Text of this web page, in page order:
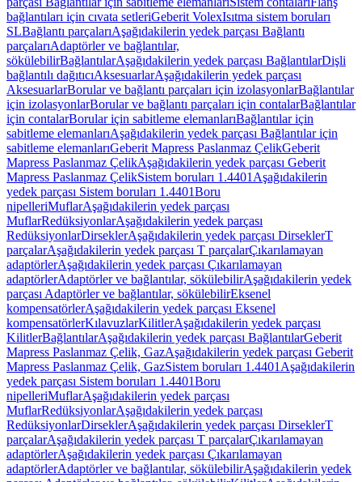
bağlantıları için cıvata setleriGeberit VolexIsıtma sistem boruları
SLBağlantı parçalarıAşağıdakilerin yedek parçası Bağlantı
parçalarıAdaptörler ve bağlantılar,
sökülebilirBağlantılarAşağıdakilerin yedek parçası BağlantılarDişli
bağlantılı dağıtıcıAksesuarlarAşağıdakilerin yedek parçası
AksesuarlarBorular ve bağlantı parçaları için izolasyonlarBağlantılar
için izolasyonlarBorular ve bağlantı parçaları için contalarBağlantılar
için contalarBorular için sabitleme elemanlarıBağlantılar için
sabitleme elemanlarıAşağıdakilerin yedek parçası Bağlantılar için
sabitleme elemanlarıGeberit Mapress Paslanmaz ÇelikGeberit
Mapress Paslanmaz ÇelikAşağıdakilerin yedek parçası Geberit
Mapress Paslanmaz ÇelikSistem boruları 1.4401 Aşağıdakilerin
yedek parçası Sistem boruları 1.4401Boru
nipelleriMuflarAşağıdakilerin yedek parçası
MuflarRedüksiyonlarAşağıdakilerin yedek parçası
RedüksiyonlarDirseklerAşağıdakilerin yedek parçası DirseklerT
parçalarAşağıdakilerin yedek parçası T parçalarÇıkarılamayan
adaptörlerAşağıdakilerin yedek parçası Çıkarılamayan
adaptörlerAdaptörler ve bağlantılar, sökülebilirAşağıdakilerin yedek
parçası Adaptörler ve bağlantılar, sökülebilirEksenel
kompensatörlerAşağıdakilerin yedek parçası Eksenel
kompensatörlerKılavuzlarKilitlerAşağıdakilerin yedek parçası
KilitlerBağlantılarAşağıdakilerin yedek parçası BağlantılarGeberit
Mapress Paslanmaz Çelik, GazAşağıdakilerin yedek parçası Geberit
Mapress Paslanmaz Çelik, GazSistem boruları 1.4401 Aşağıdakilerin
yedek parçası Sistem boruları 1.4401Boru
nipelleriMuflarAşağıdakilerin yedek parçası
MuflarRedüksiyonlarAşağıdakilerin yedek parçası
RedüksiyonlarDirseklerAşağıdakilerin yedek parçası DirseklerT
parçalarAşağıdakilerin yedek parçası T parçalarÇıkarılamayan
adaptörlerAşağıdakilerin yedek parçası Çıkarılamayan
adaptörlerAdaptörler ve bağlantılar, sökülebilirAşağıdakilerin yedek